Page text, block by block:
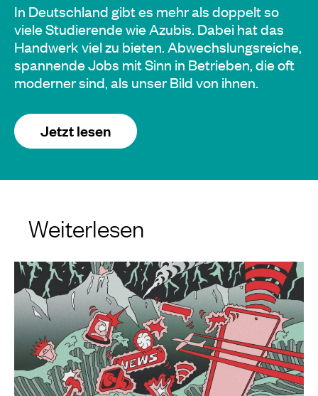
In Deutschland gibt es mehr als doppelt so
viele Studierende wie Azubis. Dabei hat das
Handwerk viel zu bieten. Abwechslungsreiche,
spannende Jobs mit Sinn in Betrieben, die oft
moderner sind, als unser Bild von ihnen.
Jetzt lesen
Weiterlesen